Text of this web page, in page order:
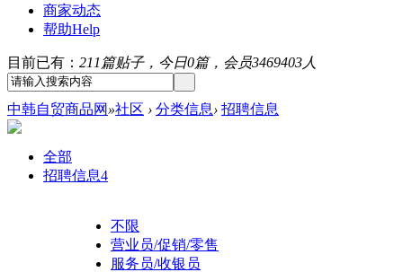
商家动态
帮助Help
目前已有： 211篇贴子，今日0篇，会员3469403人
中韩自贸商品网 »社区 › 分类信息› 招聘信息
全部
招聘信息4
不限
营业员/促销/零售
服务员/收银员